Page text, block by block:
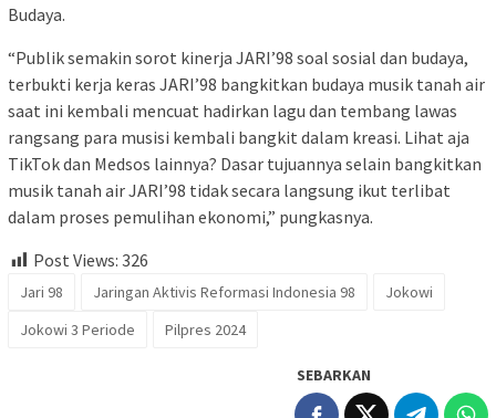
Budaya.
“Publik semakin sorot kinerja JARI’98 soal sosial dan budaya,
terbukti kerja keras JARI’98 bangkitkan budaya musik tanah air
saat ini kembali mencuat hadirkan lagu dan tembang lawas
rangsang para musisi kembali bangkit dalam kreasi. Lihat aja
TikTok dan Medsos lainnya? Dasar tujuannya selain bangkitkan
musik tanah air JARI’98 tidak secara langsung ikut terlibat
dalam proses pemulihan ekonomi,” pungkasnya.
Post Views: 326
Jari 98 Jaringan Aktivis Reformasi Indonesia 98
Jokowi
Jokowi 3 Periode
Pilpres 2024
SEBARKAN